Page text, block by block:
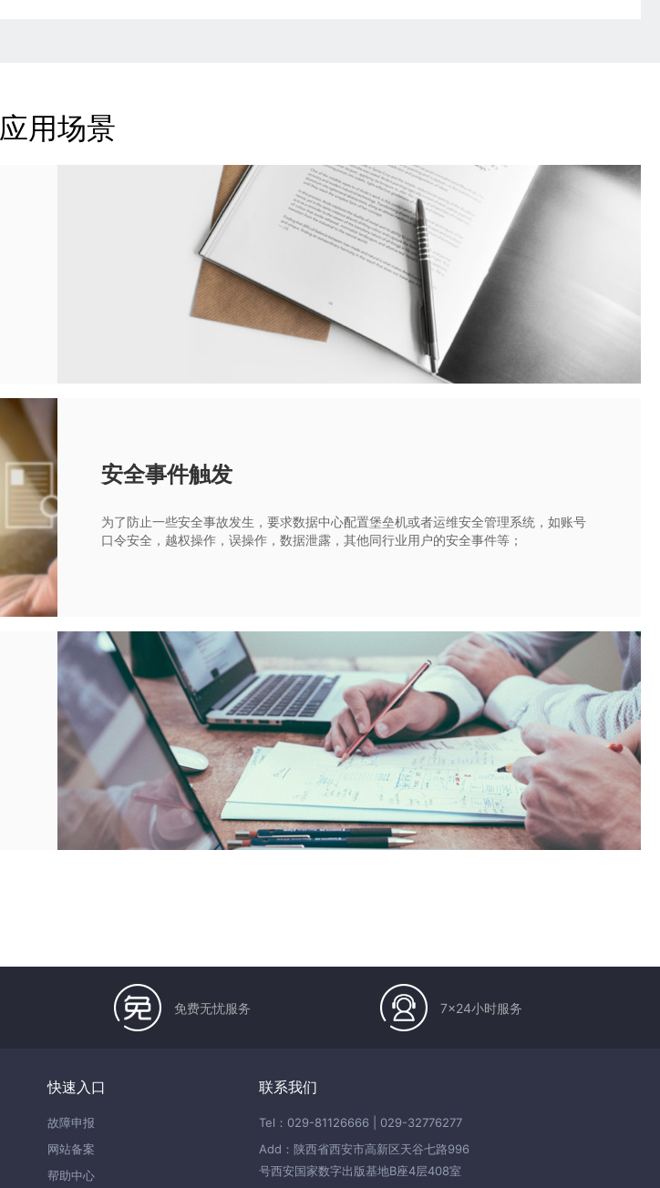
应用场景
安全事件触发
为了防止一些安全事故发生，要求数据中心配置堡垒机或者运维安全管理系统，如账号
口令安全，越权操作，误操作，数据泄露，其他同行业用户的安全事件等；
免费无忧服务 7x24小时服务
快速入口
故障申报
网站备案
帮助中心
联系我们
Tel：029-81126666 | 029-32776277
Add：陕西省西安市高新区天谷七路996
号西安国家数字出版基地B座4层408室